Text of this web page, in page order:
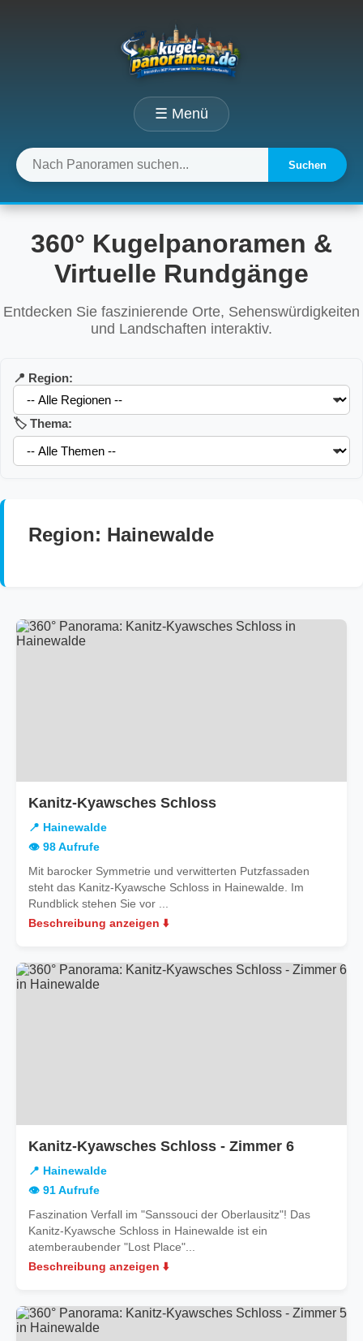
☰ Menü
Suchen
360° Kugelpanoramen &
Virtuelle Rundgänge
Entdecken Sie faszinierende Orte, Sehenswürdigkeiten
und Landschaften interaktiv.
📍 Region:
🏷️ Thema:
Region: Hainewalde
Kanitz-Kyawsches Schlossin
📍 Hainewalde
👁️ 98 Aufrufe
Mit barocker Symmetrie und verwitterten Putzfassaden
steht das Kanitz-Kyawsche Schloss in Hainewalde. Im
Rundblick stehen Sie vor ...
Beschreibung anzeigen ⬇️
Kanitz-Kyawsches Schloss - Zimmer 6in
📍 Hainewalde
👁️ 91 Aufrufe
Faszination Verfall im "Sanssouci der Oberlausitz"! Das
Kanitz-Kyawsche Schloss in Hainewalde ist ein
atemberaubender "Lost Place"...
Beschreibung anzeigen ⬇️